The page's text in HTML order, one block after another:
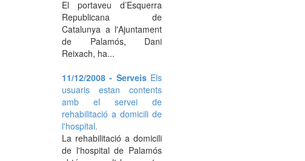
El portaveu d’Esquerra
Republicana de
Catalunya a l'Ajuntament
de Palamós, Dani
Reixach, ha...
11/12/2008 - Serveis Els
usuaris estan contents
amb el servei de
rehabilitació a domicili de
l'hospital.
La rehabilitació a domicili
de l'hospital de Palamós